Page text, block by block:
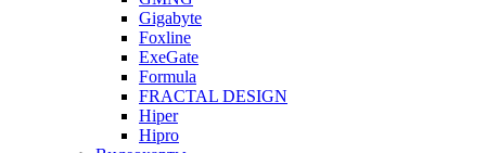
Gigabyte
Foxline
ExeGate
Formula
FRACTAL DESIGN
Hiper
Hipro